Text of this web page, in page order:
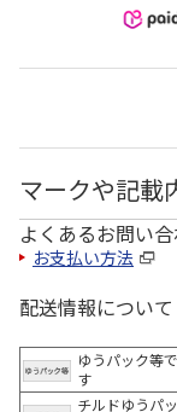
マークや記載
よくあるお問い
お支払い方法
配送情報について
ゆうパック等
す
チルドゆうパ